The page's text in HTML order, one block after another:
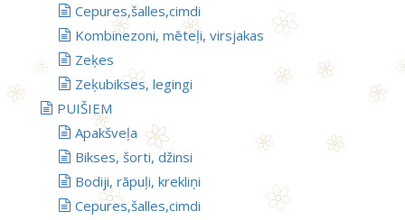
Cepures,šalles,cimdi
Kombinezoni, mēteļi, virsjakas
Zeķes
Zeķubikses, legingi
PUIŠIEM
Apakšveļa
Bikses, šorti, džinsi
Bodiji, rāpuļi, krekliņi
Cepures,šalles,cimdi